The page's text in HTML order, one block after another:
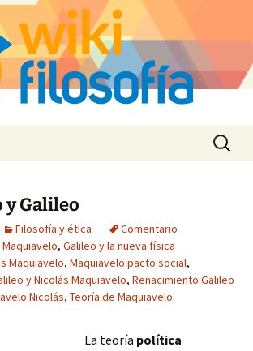
Buscar:
y Galileo
Filosofía y ética
Comentario
, Galileo y la nueva física
Maquiavelo, Maquiavelo pacto social,
y Nicolás Maquiavelo, Renacimiento Galileo
Nicolás, Teoría de Maquiavelo
La teoría política